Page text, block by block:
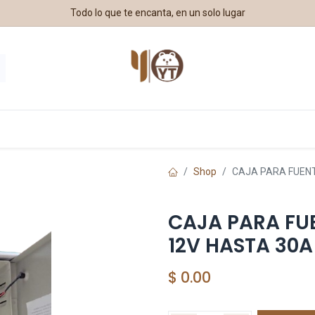
Todo lo que te encanta, en un solo lugar
Shop CAJA PARA
CAJA PARA
12V HASTA
$ 0.00